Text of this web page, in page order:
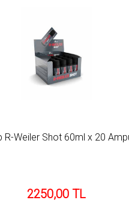
R-Weiler Shot 60ml x 20
2250,00 TL